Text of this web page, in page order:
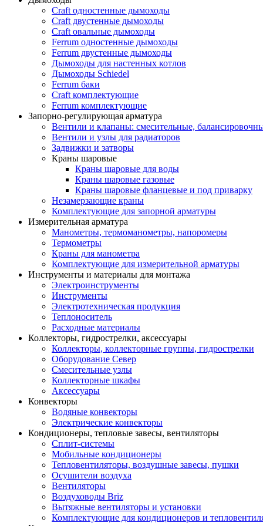
Craft одностенные дымоходы
Craft двустенные дымоходы
Craft овальные дымоходы
Ferrum одностенные дымоходы
Ferrum двустенные дымоходы
Дымоходы для настенных котлов
Дымоходы Schiedel
Ferrum баки
Craft комплектующие
Ferrum комплектующие
Запорно-регулирующая арматура
Вентили и клапаны: смесительные,
Вентили и узлы для радиаторов
Задвижки и затворы
Краны шаровые
Краны шаровые для воды
Краны шаровые газовые
Краны шаровые фланцевые и под приварку
Незамерзающие краны
Комплектующие для запорной арматуры
Измерительная арматура
Манометры, термоманометры, напоромеры
Термометры
Краны для манометра
Комплектующие для измерительной арматуры
Инструменты и материалы для монтажа
Электроинструменты
Инструменты
Электротехническая продукция
Теплоноситель
Расходные материалы
Коллекторы, гидрострелки, аксессуары
Коллекторы, коллекторные группы, гидрострелки
Оборудование Север
Смесительные узлы
Коллекторные шкафы
Аксессуары
Конвекторы
Водяные конвекторы
Электрические конвекторы
Кондиционеры, тепловые завесы, вентиляторы
Сплит-системы
Мобильные кондиционеры
Тепловентиляторы, воздушные завесы, пушки
Осушители воздуха
Вентиляторы
Воздуховоды Briz
Вытяжные вентиляторы и установки
Комплектующие для кондиционеров и